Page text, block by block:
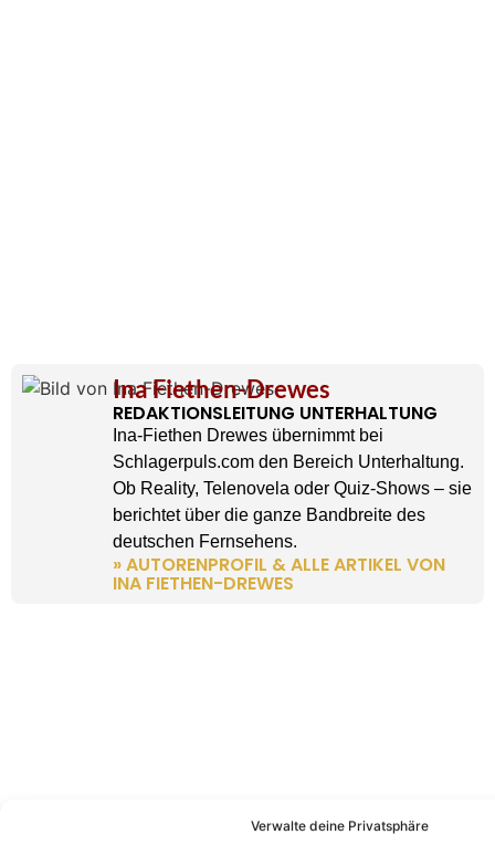
Verwalte deine Privatsphäre
Ina Fiethen-Drewes
REDAKTIONSLEITUNG UNTERHALTUNG
Ina-Fiethen Drewes übernimmt bei
Schlagerpuls.com den Bereich Unterhaltung.
Ob Reality, Telenovela oder Quiz-Shows – sie
berichtet über die ganze Bandbreite des
deutschen Fernsehens.
» AUTORENPROFIL & ALLE ARTIKEL VON
INA FIETHEN-DREWES